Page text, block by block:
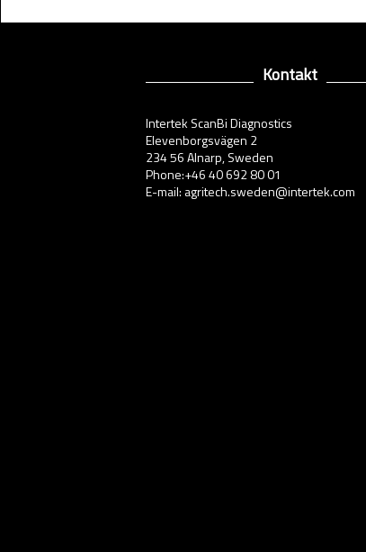
Kontakt
Intertek ScanBi Diagnostics
Elevenborgsvägen 2
234 56 Alnarp, Sweden
Phone:+46 40 692 80 01
E-mail: agritech.sweden@intertek.com